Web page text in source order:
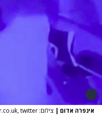
אינפרה אדום | צילום: mirror.co.uk, twitter